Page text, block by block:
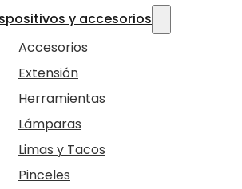
y accesorios
Accesorios
Extensión
Herramientas
Lámparas
Limas y Tacos
Pinceles